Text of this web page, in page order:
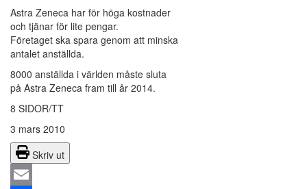
Astra Zeneca har för höga kostnader
och tjänar för lite pengar.
Företaget ska spara genom att minska
antalet anställda.
8000 anställda i världen måste sluta
på Astra Zeneca fram till år 2014.
8 SIDOR/TT
3 mars 2010
Skriv ut